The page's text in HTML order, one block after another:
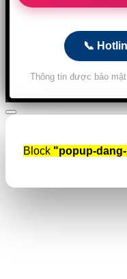
📞
Thông tin được bảo
Block "popup-